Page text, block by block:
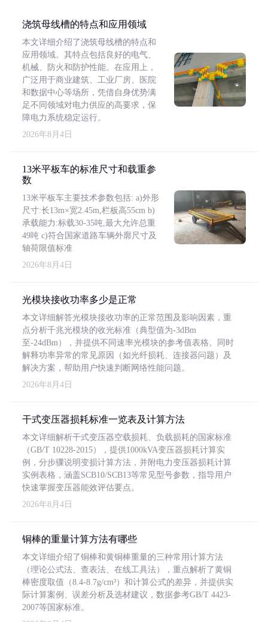
浇筑母线槽的特点和应用领域
本文详细介绍了浇筑母线槽的特点和
应用领域。其特点包括良好的电气、
机械、防火和防护性能。在应用上，
广泛用于商业建筑、工业厂房、医院
和数据中心等场所，凭借自身优势满
足不同领域对电力供应的高要求，保
障电力系统稳定运行。
2026年8月4日
13米平板车的标准尺寸和载重参
数
13米平板车主要技术参数包括: a)外形
尺寸:长13m×宽2.45m,栏板高55cm b)
承载能力:标载30-35吨,最大允许总重
49吨 c)符合国家道路车辆外廓尺寸及
轴荷限值标准
2026年8月4日
光模块接收功率多少是正常
本文详细解答光模块接收功率的正常范围及影响因素，重
点分析千兆光模块的收光标准（典型值为-3dBm
至-24dBm），并提供不同速率光模块的参考值表格。同时
解释功率异常的常见原因（如光纤损耗、连接器问题）及
解决方案，帮助用户快速判断网络性能问题。
2026年8月4日
干式变压器损耗标准一览表及计算方法
本文详细解析干式变压器空载损耗、负载损耗的国家标准
（GB/T 10228-2015），提供1000kVA变压器损耗计算实
例，分步骤说明变损计算方法，并附电力变压器损耗计算
实例表格，涵盖SCB10/SCB13等常见型号参数，指导用户
快速掌握变压器能效评估要点。
2026年8月4日
铜棒的重量计算方法有哪些
本文详细介绍了铜棒和黄铜棒重量的三种常用计算方法
（理论公式法、查表法、在线工具法），重点解析了黄铜
棒密度取值（8.4-8.7g/cm³）和计算公式的差异，并提供实
际计算案例、误差分析及选材建议，数据参考GB/T 4423-
2007等国家标准。